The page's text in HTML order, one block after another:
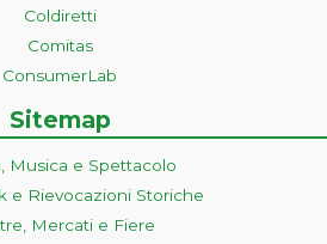
Coldiretti
Comitas
ConsumerLab
Sitemap
Musica e Spettacolo
e Rievocazioni Storiche
Mercati e Fiere